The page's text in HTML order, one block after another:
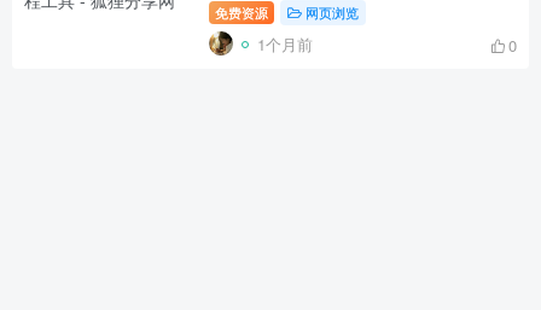
免费资源 网页浏览
1个月前 0